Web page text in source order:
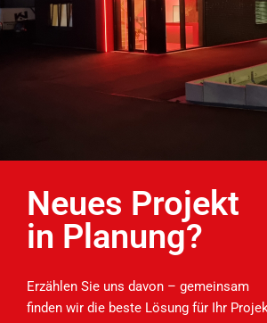
Neues Projekt
in Planung?
Erzählen Sie uns davon – gemeinsam
finden wir die beste Lösung für Ihr